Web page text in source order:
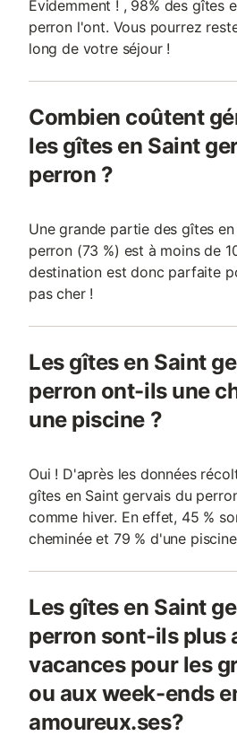
Evidemment ! , 98% des gîtes
perron l'ont. Vous pourrez
long de votre séjour !
Combien coûtent
les gîtes en Saint
perron ?
Une grande partie des gîtes
perron (73 %) est à moins de
destination est donc parfaite
pas cher !
Les gîtes en Saint
perron ont-ils une
une piscine ?
Oui ! D'après les données
gîtes en Saint gervais du
comme hiver. En effet, 45 %
cheminée et 79 % d'une
Les gîtes en Saint
perron sont-ils plus
vacances pour les
ou aux week-ends
amoureux.ses?